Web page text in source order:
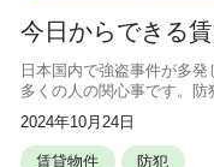
今日からできる
日本国内で強盗事件が多
多くの人の関心事です。防
方法がわからず不安を抱
事では、賃貸物件で今すぐ
2024年10月24日
賃貸物件 防犯